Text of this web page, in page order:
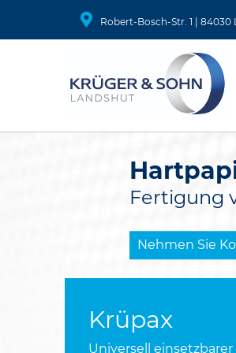
Robert-Bosch-Str. 1 | 84030
Fertigung
Nehmen Sie
Krüpax
Universell